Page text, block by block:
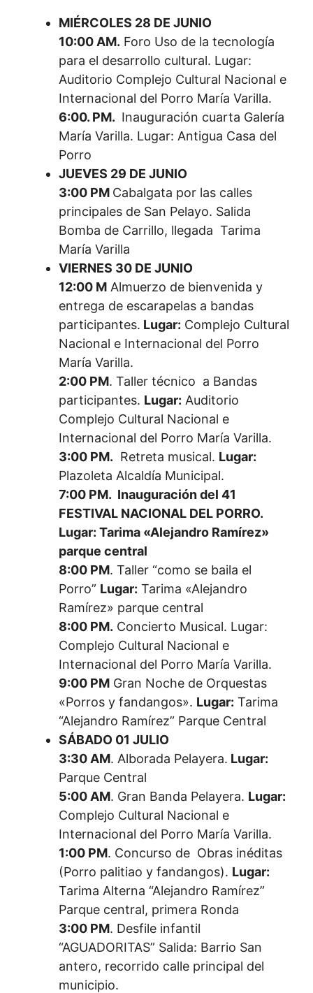
MIÉRCOLES 28 DE JUNIO
10:00 AM. Foro Uso de la tecnología
para el desarrollo cultural. Lugar:
Auditorio Complejo Cultural Nacional e
Internacional del Porro María Varilla.
6:00. PM. Inauguración cuarta Galería
María Varilla. Lugar: Antigua Casa del
Porro
JUEVES 29 DE JUNIO
3:00 PM Cabalgata por las calles
principales de San Pelayo. Salida
Bomba de Carrillo, llegada Tarima
María Varilla
VIERNES 30 DE JUNIO
12:00 M Almuerzo de bienvenida y
entrega de escarapelas a bandas
participantes. Lugar: Complejo Cultural
Nacional e Internacional del Porro
María Varilla.
2:00 PM. Taller técnico a Bandas
participantes. Lugar: Auditorio
Complejo Cultural Nacional e
Internacional del Porro María Varilla.
3:00 PM. Retreta musical. Lugar:
Plazoleta Alcaldía Municipal.
7:00 PM. Inauguración del 41
FESTIVAL NACIONAL DEL PORRO.
Lugar: Tarima «Alejandro Ramírez»
parque central
8:00 PM. Taller “como se baila el
Porro” Lugar: Tarima «Alejandro
Ramírez» parque central
8:00 PM. Concierto Musical. Lugar:
Complejo Cultural Nacional e
Internacional del Porro María Varilla.
9:00 PM Gran Noche de Orquestas
«Porros y fandangos». Lugar: Tarima
“Alejandro Ramírez” Parque Central
SÁBADO 01 JULIO
3:30 AM. Alborada Pelayera. Lugar:
Parque Central
5:00 AM. Gran Banda Pelayera. Lugar:
Complejo Cultural Nacional e
Internacional del Porro María Varilla.
1:00 PM. Concurso de Obras inéditas
(Porro palitiao y fandangos). Lugar:
Tarima Alterna “Alejandro Ramírez”
Parque central, primera Ronda
3:00 PM. Desfile infantil
“AGUADORITAS” Salida: Barrio San
antero, recorrido calle principal del
municipio.